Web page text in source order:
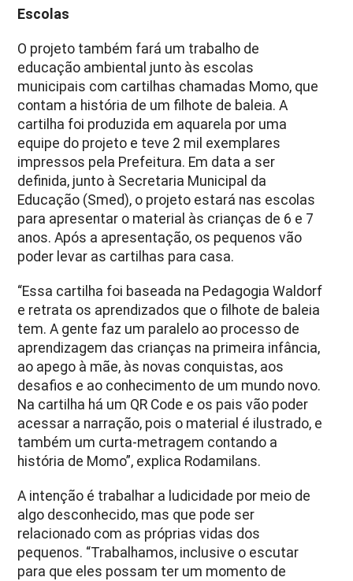
Escolas
O projeto também fará um trabalho de
educação ambiental junto às escolas
municipais com cartilhas chamadas Momo, que
contam a história de um filhote de baleia. A
cartilha foi produzida em aquarela por uma
equipe do projeto e teve 2 mil exemplares
impressos pela Prefeitura. Em data a ser
definida, junto à Secretaria Municipal da
Educação (Smed), o projeto estará nas escolas
para apresentar o material às crianças de 6 e 7
anos. Após a apresentação, os pequenos vão
poder levar as cartilhas para casa.
“Essa cartilha foi baseada na Pedagogia Waldorf
e retrata os aprendizados que o filhote de baleia
tem. A gente faz um paralelo ao processo de
aprendizagem das crianças na primeira infância,
ao apego à mãe, às novas conquistas, aos
desafios e ao conhecimento de um mundo novo.
Na cartilha há um QR Code e os pais vão poder
acessar a narração, pois o material é ilustrado, e
também um curta-metragem contando a
história de Momo”, explica Rodamilans.
A intenção é trabalhar a ludicidade por meio de
algo desconhecido, mas que pode ser
relacionado com as próprias vidas dos
pequenos. “Trabalhamos, inclusive o escutar
para que eles possam ter um momento de